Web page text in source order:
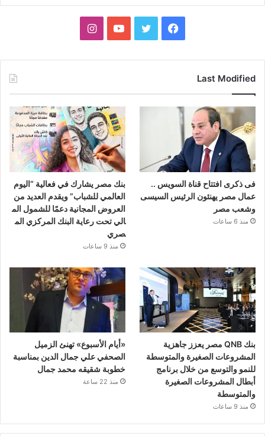
فيسبوك تويتر يوتيوبانستقرام
Last Modified
فى ذكرى افتتاح قناة السويس ..
عمال مصر يهنئون الرئيس السيسى
وشعب مصر
منذ 6 ساعات
بنك مصر يشارك في فعالية “اليوم
العالمي للشباب” ويقدم العديد من
العروض المجانية دعمًا للشمول الم
الي تحت رعاية البنك المركزي الم
صري
منذ 9 ساعات
بنك QNB مصر يعزز جاهزية
المشروعات الصغيرة والمتوسطة
للنمو والتوسع من خلال برنامج
أبطال المشروعات الصغيرة
والمتوسطة
منذ 9 ساعات
«أيام الأسبوع» تهنئ الزميل
الصحفي علي جمال الدين بمناسبة
خطوبة شقيقه محمد جمال
منذ 22 ساعة